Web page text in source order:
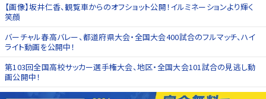
【画像】坂井仁香、観覧車からのオフショット公開！イルミネーションより輝く
笑顔
バーチャル春高バレー、都道府県大会・全国大会400試合のフルマッチ、ハイ
ライト動画を公開中！
第103回全国高校サッカー選手権大会、地区・全国大会101試合の見逃し動
画公開中！